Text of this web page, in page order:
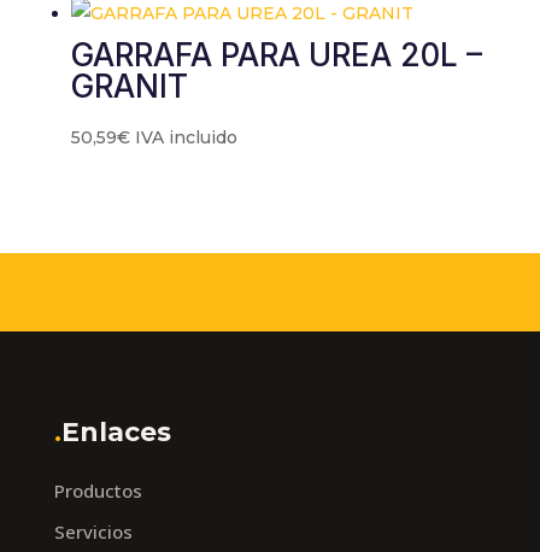
GARRAFA PARA UREA 20L –
GRANIT
50,59€ IVA incluido
.Enlaces
Productos
Servicios